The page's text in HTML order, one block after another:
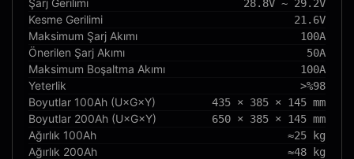
Şarj Gerilimi 28.8V ~ 29.2V
Kesme Gerilimi 21.6V
Maksimum Şarj Akımı 100A
Önerilen Şarj Akımı 50A
Maksimum Boşaltma Akımı 100A
Yeterlik >%98
Boyutlar 100Ah (U×G×Y) 435 × 385 × 145 mm
Boyutlar 200Ah (U×G×Y) 650 × 385 × 145 mm
Ağırlık 100Ah ≈25 kg
Ağırlık 200Ah ≈48 kg